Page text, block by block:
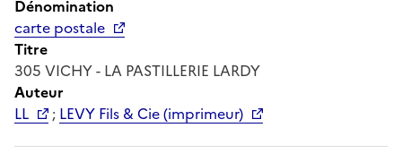
Dénomination
carte postale
Titre
305 VICHY - LA PASTILLERIE LARDY
Auteur
LL
; LEVY Fils & Cie (imprimeur)